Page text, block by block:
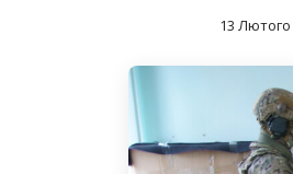
13 Лютого